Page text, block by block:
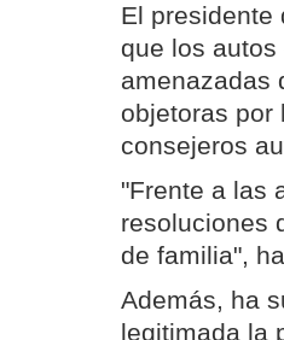
El presidente
que los
amenazadas
objetoras por
consejeros
"Frente a las
resoluciones
de familia",
Además, ha
legitimada la